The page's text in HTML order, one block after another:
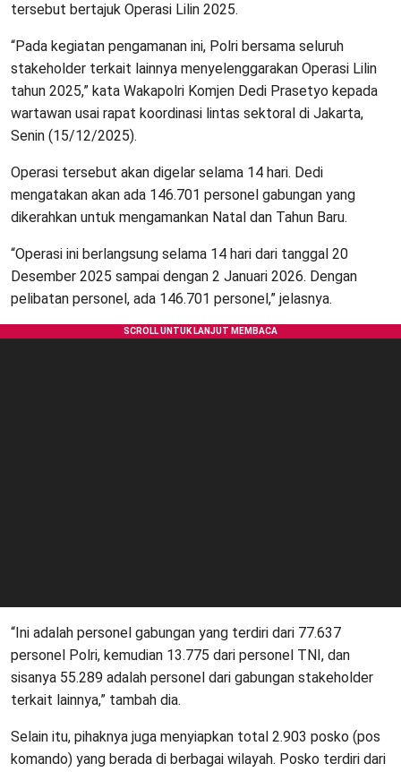
tersebut bertajuk Operasi Lilin 2025.
“Pada kegiatan pengamanan ini, Polri bersama seluruh
stakeholder terkait lainnya menyelenggarakan Operasi Lilin
tahun 2025,” kata Wakapolri Komjen Dedi Prasetyo kepada
wartawan usai rapat koordinasi lintas sektoral di Jakarta,
Senin (15/12/2025).
Operasi tersebut akan digelar selama 14 hari. Dedi
mengatakan akan ada 146.701 personel gabungan yang
dikerahkan untuk mengamankan Natal dan Tahun Baru.
“Operasi ini berlangsung selama 14 hari dari tanggal 20
Desember 2025 sampai dengan 2 Januari 2026. Dengan
pelibatan personel, ada 146.701 personel,” jelasnya.
“Ini adalah personel gabungan yang terdiri dari 77.637
personel Polri, kemudian 13.775 dari personel TNI, dan
sisanya 55.289 adalah personel dari gabungan stakeholder
terkait lainnya,” tambah dia.
Selain itu, pihaknya juga menyiapkan total 2.903 posko (pos
komando) yang berada di berbagai wilayah. Posko terdiri dari